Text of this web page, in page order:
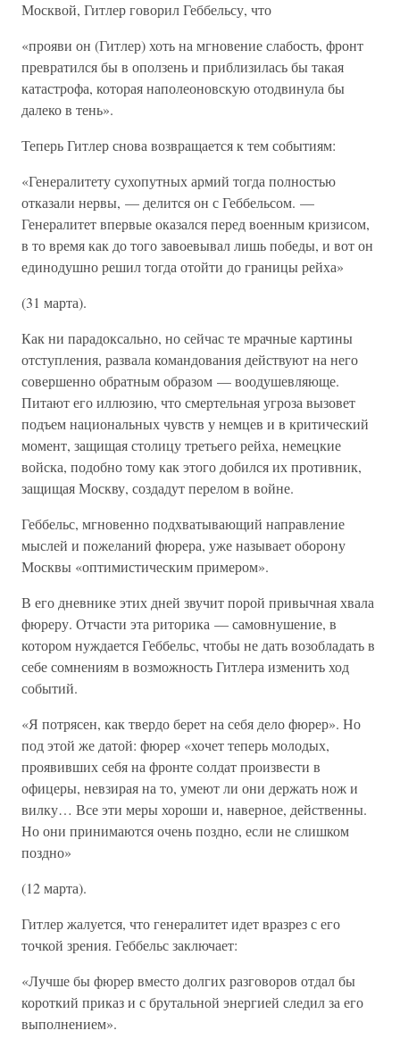
Москвой, Гитлер говорил Геббельсу, что
«прояви он (Гитлер) хоть на мгновение слабость, фронт
превратился бы в оползень и приблизилась бы такая
катастрофа, которая наполеоновскую отодвинула бы
далеко в тень».
Теперь Гитлер снова возвращается к тем событиям:
«Генералитету сухопутных армий тогда полностью
отказали нервы, — делится он с Геббельсом. —
Генералитет впервые оказался перед военным кризисом,
в то время как до того завоевывал лишь победы, и вот он
единодушно решил тогда отойти до границы рейха»
(31 марта).
Как ни парадоксально, но сейчас те мрачные картины
отступления, развала командования действуют на него
совершенно обратным образом — воодушевляюще.
Питают его иллюзию, что смертельная угроза вызовет
подъем национальных чувств у немцев и в критический
момент, защищая столицу третьего рейха, немецкие
войска, подобно тому как этого добился их противник,
защищая Москву, создадут перелом в войне.
Геббельс, мгновенно подхватывающий направление
мыслей и пожеланий фюрера, уже называет оборону
Москвы «оптимистическим примером».
В его дневнике этих дней звучит порой привычная хвала
фюреру. Отчасти эта риторика — самовнушение, в
котором нуждается Геббельс, чтобы не дать возобладать в
себе сомнениям в возможность Гитлера изменить ход
событий.
«Я потрясен, как твердо берет на себя дело фюрер». Но
под этой же датой: фюрер «хочет теперь молодых,
проявивших себя на фронте солдат произвести в
офицеры, невзирая на то, умеют ли они держать нож и
вилку… Все эти меры хороши и, наверное, действенны.
Но они принимаются очень поздно, если не слишком
поздно»
(12 марта).
Гитлер жалуется, что генералитет идет вразрез с его
точкой зрения. Геббельс заключает:
«Лучше бы фюрер вместо долгих разговоров отдал бы
короткий приказ и с брутальной энергией следил за его
выполнением».